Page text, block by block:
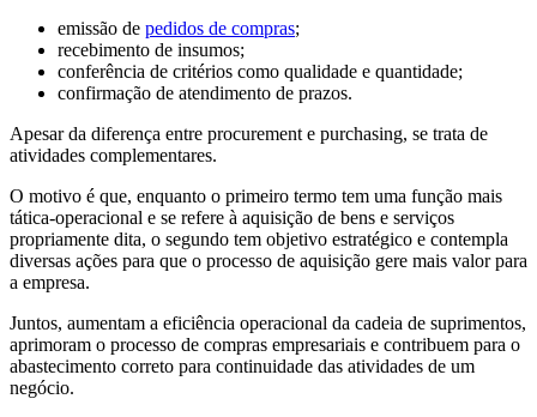
emissão de pedidos de compras;
recebimento de insumos;
conferência de critérios como qualidade e quantidade;
confirmação de atendimento de prazos.
Apesar da diferença entre procurement e purchasing, se trata de
atividades complementares.
O motivo é que, enquanto o primeiro termo tem uma função mais
tática-operacional e se refere à aquisição de bens e serviços
propriamente dita, o segundo tem objetivo estratégico e contempla
diversas ações para que o processo de aquisição gere mais valor para
a empresa.
Juntos, aumentam a eficiência operacional da cadeia de suprimentos,
aprimoram o processo de compras empresariais e contribuem para o
abastecimento correto para continuidade das atividades de um
negócio.